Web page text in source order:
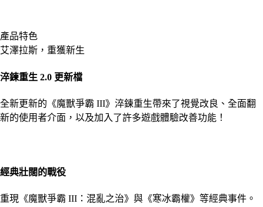
產品特色
艾澤拉斯，重獲新生
淬鍊重生 2.0 更新檔
全新更新的《魔獸爭霸 III》淬鍊重生帶來了視覺改良、全面翻
新的使用者介面，以及加入了許多遊戲體驗改善功能！
經典壯闊的戰役
重現《魔獸爭霸 III：混亂之治》與《寒冰霸權》等經典事件。